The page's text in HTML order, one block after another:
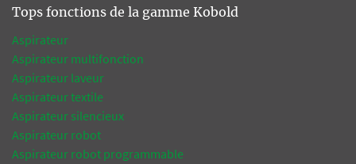
Tops fonctions de la gamme Kobold
Aspirateur
Aspirateur multifonction
Aspirateur laveur
Aspirateur textile
Aspirateur silencieux
Aspirateur robot
Aspirateur robot programmable